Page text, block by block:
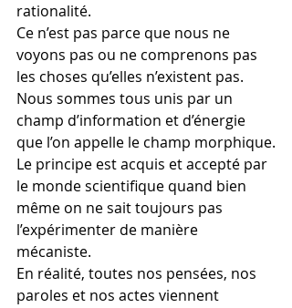
rationalité.
Ce n’est pas parce que nous ne
voyons pas ou ne comprenons pas
les choses qu’elles n’existent pas.
Nous sommes tous unis par un
champ d’information et d’énergie
que l’on appelle le champ morphique.
Le principe est acquis et accepté par
le monde scientifique quand bien
même on ne sait toujours pas
l’expérimenter de manière
mécaniste.
En réalité, toutes nos pensées, nos
paroles et nos actes viennent